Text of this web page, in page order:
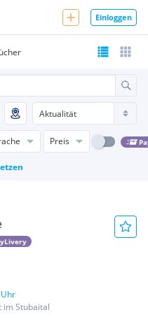
Einloggen
Preis
im Stubaital